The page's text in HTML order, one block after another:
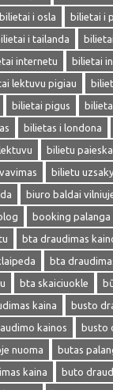
bilietai i osla bilietai i
i tailanda
internetu bilietai
lektuvu pigiau
bilietai pigus
bilietas i londona
bilietu paieska
bilietu
biuro baldai
booking palanga
bta draudimas
bta
bta skaiciuokle
kaina
busto
kainos
busto
nuoma butas
kaina buto